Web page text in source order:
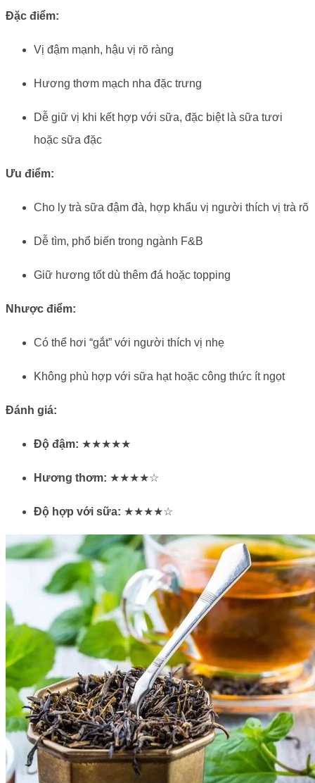
Đặc điểm:
Vị đậm mạnh, hậu vị rõ ràng
Hương thơm mạch nha đặc trưng
Dễ giữ vị khi kết hợp với sữa, đặc biệt là sữa tươi
hoặc sữa đặc
Ưu điểm:
Cho ly trà sữa đậm đà, hợp khẩu vị người thích vị trà rõ
Dễ tìm, phổ biến trong ngành F&B
Giữ hương tốt dù thêm đá hoặc topping
Nhược điểm:
Có thể hơi “gắt” với người thích vị nhẹ
Không phù hợp với sữa hạt hoặc công thức ít ngọt
Đánh giá:
Độ đậm: ★★★★★
Hương thơm: ★★★★☆
Độ hợp với sữa: ★★★★☆